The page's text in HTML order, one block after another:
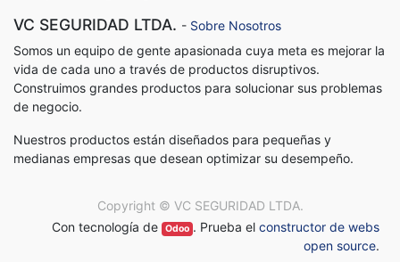
VC SEGURIDAD LTDA. - Sobre Nosotros
Somos un equipo de gente apasionada cuya meta es mejorar la
vida de cada uno a través de productos disruptivos.
Construimos grandes productos para solucionar sus problemas
de negocio.
Nuestros productos están diseñados para pequeñas y
medianas empresas que desean optimizar su desempeño.
Copyright © VC SEGURIDAD LTDA.
Con tecnología de
Odoo . Prueba el constructor de webs
open source.